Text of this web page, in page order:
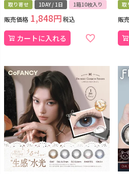
取り寄せ 1DAY / 1日 1箱10枚入り
販売価格 1,848 税込
カートに入れる
取
販